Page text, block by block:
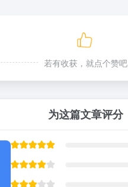
若有收获，就点个赞吧
为这篇文章评分